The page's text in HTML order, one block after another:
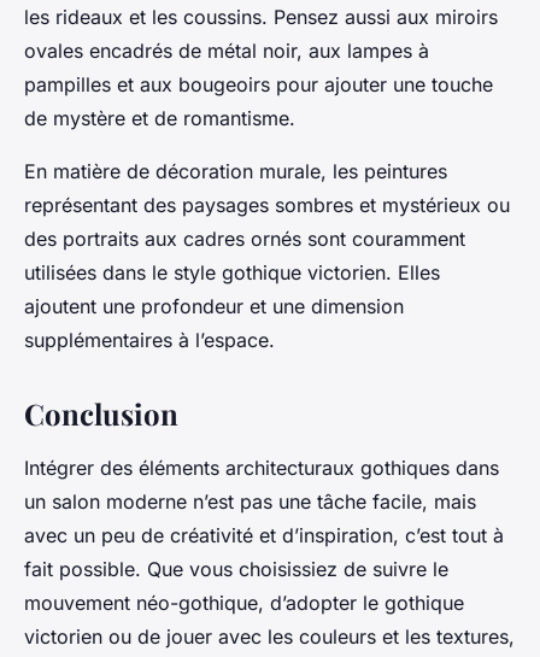
les rideaux et les coussins. Pensez aussi aux miroirs
ovales encadrés de métal noir, aux lampes à
pampilles et aux bougeoirs pour ajouter une touche
de mystère et de romantisme.
En matière de décoration murale, les peintures
représentant des paysages sombres et mystérieux ou
des portraits aux cadres ornés sont couramment
utilisées dans le style gothique victorien. Elles
ajoutent une profondeur et une dimension
supplémentaires à l’espace.
Conclusion
Intégrer des éléments architecturaux gothiques dans
un salon moderne n’est pas une tâche facile, mais
avec un peu de créativité et d’inspiration, c’est tout à
fait possible. Que vous choisissiez de suivre le
mouvement néo-gothique, d’adopter le gothique
victorien ou de jouer avec les couleurs et les textures,